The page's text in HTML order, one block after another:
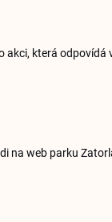
akci, která odpovídá
na web parku